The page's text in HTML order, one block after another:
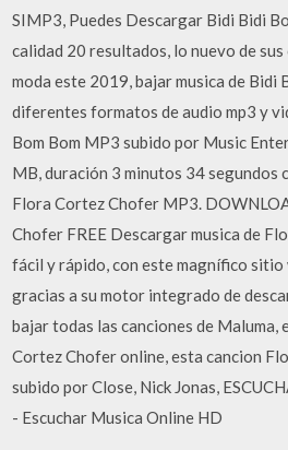
SIMP3, Puedes Descargar Bidi Bidi
calidad 20 resultados, lo nuevo de
moda este 2019, bajar musica de Bidi
diferentes formatos de audio mp3 y
Bom Bom MP3 subido por Music
MB, duración 3 minutos 34 segundos
Flora Cortez Chofer MP3.
Chofer FREE Descargar musica de
fácil y rápido, con este magnífico
gracias a su motor integrado de
bajar todas las canciones de Maluma,
Cortez Chofer online, esta cancion
subido por Close, Nick Jonas,
- Escuchar Musica Online HD